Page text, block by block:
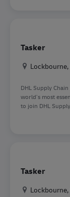
Tasker
Standort
DHL Supply
world’s most
to join DHL
Tasker
Standort